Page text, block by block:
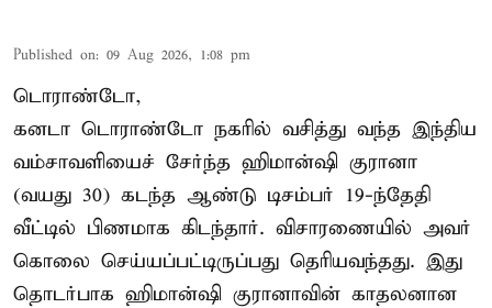
Published on: 09 Aug 2026, 1:08 pm
டொராண்டோ,
கனடா டொராண்டோ நகரில் வசித்து வந்த இந்திய
வம்சாவளியைச் சேர்ந்த ஹிமான்ஷி குரானா
(வயது 30) கடந்த ஆண்டு டிசம்பர் 19-ந்தேதி
வீட்டில் பிணமாக கிடந்தார். விசாரணையில் அவர்
கொலை செய்யப்பட்டிருப்பது தெரியவந்தது. இது
தொடர்பாக ஹிமான்ஷி குரானாவின் காதலனான